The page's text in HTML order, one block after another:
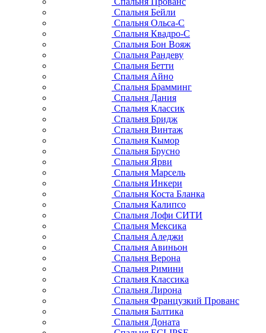
Спальня Бейли
Спальня Ольса-С
Спальня Квадро-С
Спальня Бон Вояж
Спальня Рандеву
Спальня Бетти
Спальня Айно
Спальня Брамминг
Спальня Дания
Спальня Классик
Спальня Бридж
Спальня Винтаж
Спальня Кымор
Спальня Брусно
Спальня Ярви
Спальня Марсель
Спальня Инкери
Спальня Коста Бланка
Спальня Калипсо
Спальня Лофи СИТИ
Спальня Мексика
Спальня Аледжи
Спальня Авиньон
Спальня Верона
Спальня Римини
Спальня Классика
Спальня Лирона
Спальня Французкий Прованс
Спальня Балтика
Спальня Доната